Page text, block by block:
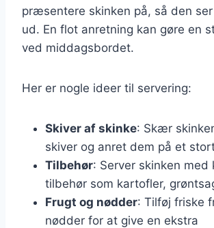
præsentere skinken på, så den
ud. En flot anretning kan gøre en
ved middagsbordet.
Her er nogle ideer til servering:
Skiver af skinke: Skær
skiver og anret dem på et
Tilbehør: Server skinken med
tilbehør som kartofler,
Frugt og nødder: Tilføj friske
nødder for at give en ekstra